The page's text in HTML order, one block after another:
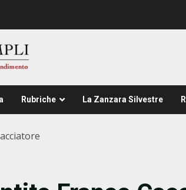
Rubriche La Zanzara Silvestre